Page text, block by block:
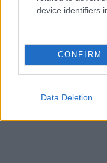
device identifiers
CONFIRM
Data Deletion